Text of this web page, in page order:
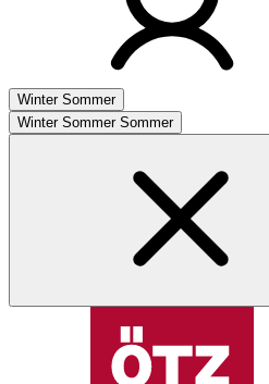
Winter Sommer
Winter Sommer Sommer